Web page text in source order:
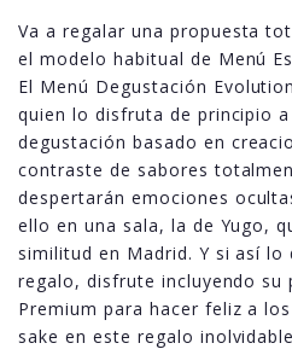
precios:
desde
175,00€
hasta
240,00€
Va a regalar una propuesta
el modelo habitual de Menú
El Menú Degustación
quien lo disfruta de principio
degustación basado en
contraste de sabores
despertarán emociones
ello en una sala, la de Yugo,
similitud en Madrid. Y si así lo
regalo, disfrute incluyendo su
Premium para hacer feliz a
sake en este regalo